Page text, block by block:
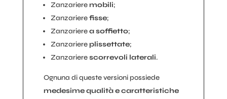
Zanzarieremobili;
Zanzarierefisse;
Zanzarierea soffietto;
Zanzariereplissettate;
Zanzarierescorrevoli laterali.
Ognuna di queste versioni possiede
medesime qualità e caratteristiche